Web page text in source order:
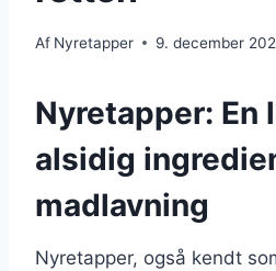
Af Nyretapper 9. december
Nyretapper: En
alsidig
madlavning
Nyretapper, også kendt